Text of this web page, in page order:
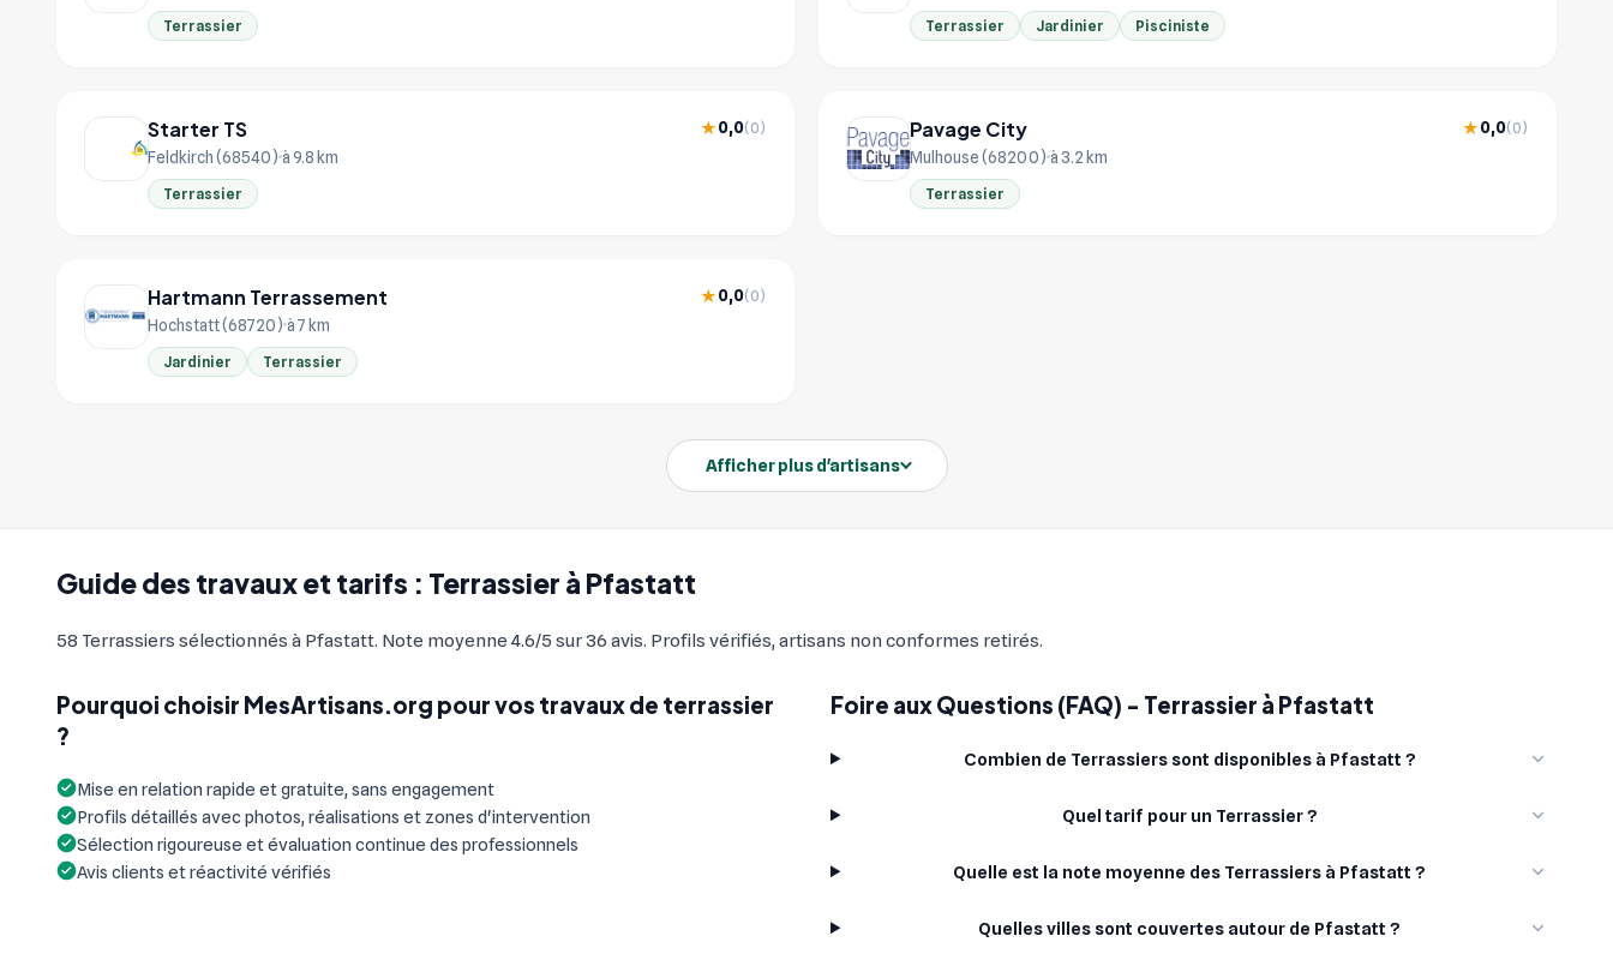
Guide des travaux et tarifs : Terrassier à Pfastatt
58 Terrassiers sélectionnés à Pfastatt. Note moyenne 4.6/5 sur 36 avis. Profils vérifiés, artisans non conformes retirés.
Pourquoi choisir MesArtisans.org pour vos travaux de terrassier
?
Mise en relation rapide et gratuite, sans engagement
Profils détaillés avec photos, réalisations et zones d'intervention
Sélection rigoureuse et évaluation continue des professionnels
Avis clients et réactivité vérifiés
Foire aux Questions (FAQ) - Terrassier à Pfastatt
Combien de Terrassiers sont disponibles à Pfastatt ?
Quel tarif pour un Terrassier ?
Quelle est la note moyenne des Terrassiers à Pfastatt ?
Quelles villes sont couvertes autour de Pfastatt ?
Terrassier Terrassier Jardinier Pisciniste
Starter TS ★0,0(0)
Feldkirch (68540) à 9.8 km
Terrassier
Pavage City ★0,0(0)
Mulhouse (68200) à 3.2 km
Terrassier
Hartmann Terrassement ★0,0(0)
Hochstatt (68720) à 7 km
Jardinier Terrassier
Afficher plus d'artisans